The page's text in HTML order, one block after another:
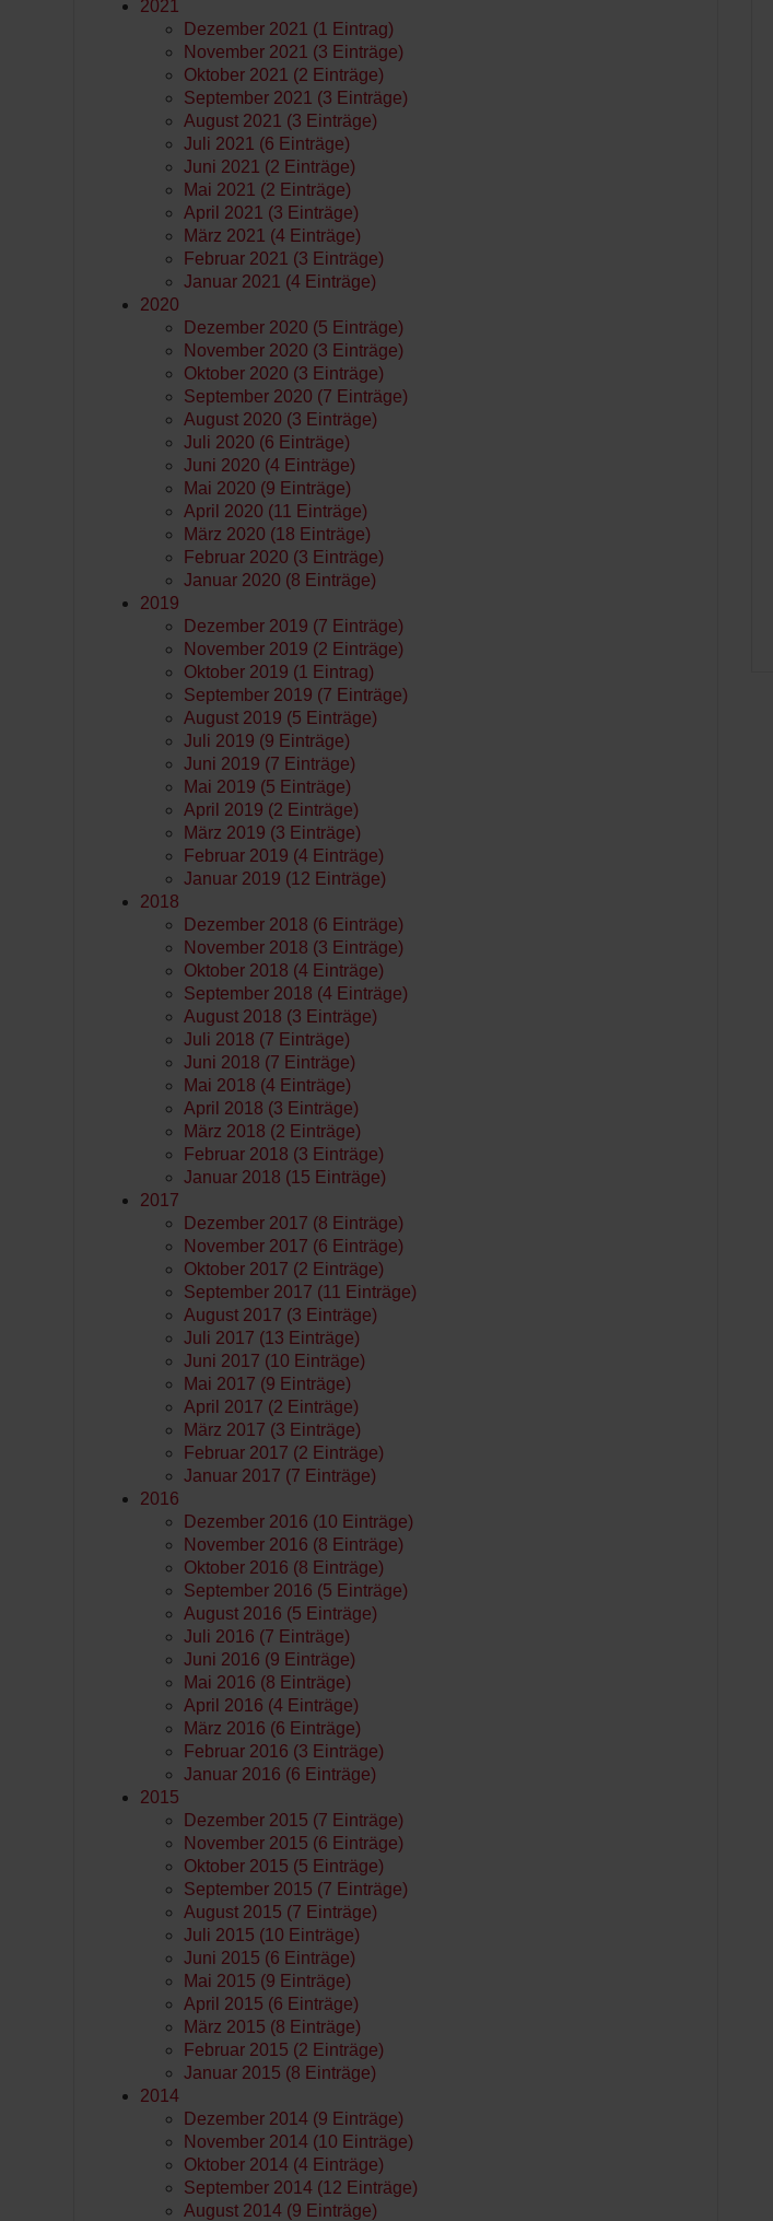
2021
Dezember 2021 (1 Eintrag)
November 2021 (3 Einträge)
Oktober 2021 (2 Einträge)
September 2021 (3 Einträge)
August 2021 (3 Einträge)
Juli 2021 (6 Einträge)
Juni 2021 (2 Einträge)
Mai 2021 (2 Einträge)
April 2021 (3 Einträge)
März 2021 (4 Einträge)
Februar 2021 (3 Einträge)
Januar 2021 (4 Einträge)
2020
Dezember 2020 (5 Einträge)
November 2020 (3 Einträge)
Oktober 2020 (3 Einträge)
September 2020 (7 Einträge)
August 2020 (3 Einträge)
Juli 2020 (6 Einträge)
Juni 2020 (4 Einträge)
Mai 2020 (9 Einträge)
April 2020 (11 Einträge)
März 2020 (18 Einträge)
Februar 2020 (3 Einträge)
Januar 2020 (8 Einträge)
2019
Dezember 2019 (7 Einträge)
November 2019 (2 Einträge)
Oktober 2019 (1 Eintrag)
September 2019 (7 Einträge)
August 2019 (5 Einträge)
Juli 2019 (9 Einträge)
Juni 2019 (7 Einträge)
Mai 2019 (5 Einträge)
April 2019 (2 Einträge)
März 2019 (3 Einträge)
Februar 2019 (4 Einträge)
Januar 2019 (12 Einträge)
2018
Dezember 2018 (6 Einträge)
November 2018 (3 Einträge)
Oktober 2018 (4 Einträge)
September 2018 (4 Einträge)
August 2018 (3 Einträge)
Juli 2018 (7 Einträge)
Juni 2018 (7 Einträge)
Mai 2018 (4 Einträge)
April 2018 (3 Einträge)
März 2018 (2 Einträge)
Februar 2018 (3 Einträge)
Januar 2018 (15 Einträge)
2017
Dezember 2017 (8 Einträge)
November 2017 (6 Einträge)
Oktober 2017 (2 Einträge)
September 2017 (11 Einträge)
August 2017 (3 Einträge)
Juli 2017 (13 Einträge)
Juni 2017 (10 Einträge)
Mai 2017 (9 Einträge)
April 2017 (2 Einträge)
März 2017 (3 Einträge)
Februar 2017 (2 Einträge)
Januar 2017 (7 Einträge)
2016
Dezember 2016 (10 Einträge)
November 2016 (8 Einträge)
Oktober 2016 (8 Einträge)
September 2016 (5 Einträge)
August 2016 (5 Einträge)
Juli 2016 (7 Einträge)
Juni 2016 (9 Einträge)
Mai 2016 (8 Einträge)
April 2016 (4 Einträge)
März 2016 (6 Einträge)
Februar 2016 (3 Einträge)
Januar 2016 (6 Einträge)
2015
Dezember 2015 (7 Einträge)
November 2015 (6 Einträge)
Oktober 2015 (5 Einträge)
September 2015 (7 Einträge)
August 2015 (7 Einträge)
Juli 2015 (10 Einträge)
Juni 2015 (6 Einträge)
Mai 2015 (9 Einträge)
April 2015 (6 Einträge)
März 2015 (8 Einträge)
Februar 2015 (2 Einträge)
Januar 2015 (8 Einträge)
2014
Dezember 2014 (9 Einträge)
November 2014 (10 Einträge)
Oktober 2014 (4 Einträge)
September 2014 (12 Einträge)
August 2014 (9 Einträge)